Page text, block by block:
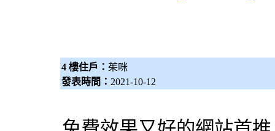
4 樓住戶： 茱咪
發表時間： 2021-10-12